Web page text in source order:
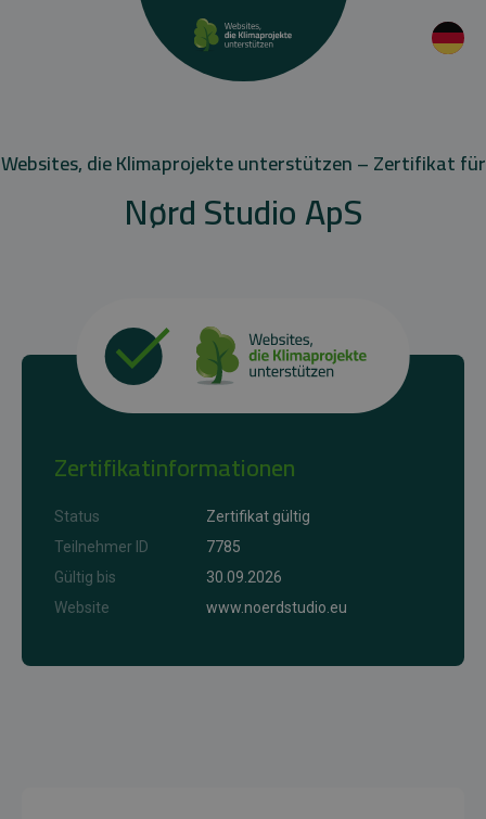
Websites, die Klimaprojekte unterstützen – Zertifikat für
Nørd Studio ApS
Zertifikatinformationen
Status
Zertifikat gültig
Teilnehmer ID
7785
Gültig bis
30.09.2026
Website
www.noerdstudio.eu